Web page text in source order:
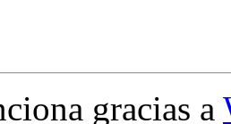
gracias a